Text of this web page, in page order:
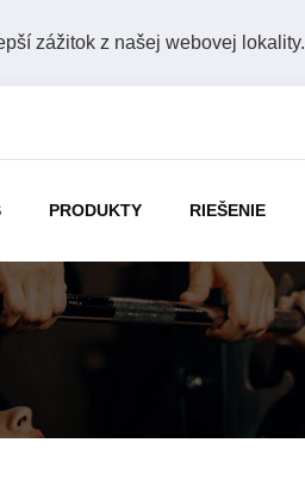
zážitok z našej webovej lokality.
PRODUKTY RIEŠENIE